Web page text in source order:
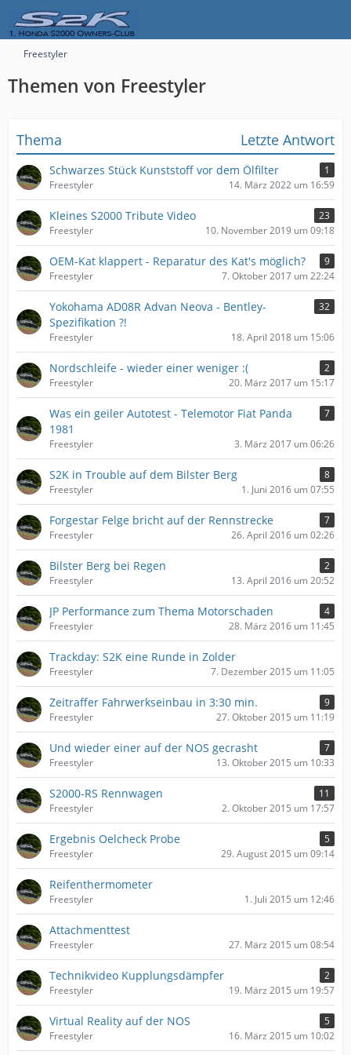
Freestyler
Themen von Freestyler
Thema Letzte Antwort
Schwarzes Stück Kunststoff vor dem Ölfilter
1
Freestyler
14. März 2022 um 16:59
Kleines S2000 Tribute Video
23
Freestyler
10. November 2019 um 09:18
OEM-Kat klappert - Reparatur des Kat's möglich?
9
Freestyler
7. Oktober 2017 um 22:24
Yokohama AD08R Advan Neova - Bentley-
Spezifikation ?!
32
Freestyler 18. April 2018 um 15:06
Nordschleife - wieder einer weniger :(
2
Freestyler
20. März 2017 um 15:17
Was ein geiler Autotest - Telemotor Fiat Panda
1981
7
Freestyler 3. März 2017 um 06:26
S2K in Trouble auf dem Bilster Berg
8
Freestyler
1. Juni 2016 um 07:55
Forgestar Felge bricht auf der Rennstrecke
7
Freestyler
26. April 2016 um 02:26
Bilster Berg bei Regen
2
Freestyler
13. April 2016 um 20:52
JP Performance zum Thema Motorschaden
4
Freestyler
28. März 2016 um 11:45
Trackday: S2K eine Runde in Zolder
Freestyler 7. Dezember 2015 um 11:05
Zeitraffer Fahrwerkseinbau in 3:30 min.
9
Freestyler
27. Oktober 2015 um 11:19
Und wieder einer auf der NOS gecrasht
7
Freestyler
13. Oktober 2015 um 10:33
S2000-RS Rennwagen
11
Freestyler
2. Oktober 2015 um 17:57
Ergebnis Oelcheck Probe
5
Freestyler
29. August 2015 um 09:14
Reifenthermometer
Freestyler 1. Juli 2015 um 12:46
Attachmenttest
Freestyler 27. März 2015 um 08:54
Technikvideo Kupplungsdämpfer
2
Freestyler
19. März 2015 um 19:57
Virtual Reality auf der NOS
5
Freestyler
16. März 2015 um 10:02